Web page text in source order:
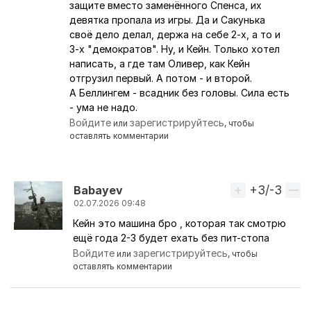
защите вместо заменённого Спенса, их
девятка пропала из игры. Да и Сакунька
своё дело делал, держа на себе 2-х, а то и
3-х "демократов". Ну, и Кейн. Только хотел
написать, а где там Оливер, как Кейн
отгрузил первый. А потом - и второй.
А Беллингем - всадник без головы. Сила есть
- ума не надо.
Войдите илизарегистрируйтесь, чтобы
оставлять комментарии
Babayev
02.07.2026 09:48
Ответ на комментарий пользователяПерс
Вверх
+3/-3
Кейн это машина бро , которая так смотрю
ещё года 2-3 будет ехать без пит-стопа
Войдите илизарегистрируйтесь, чтобы
оставлять комментарии